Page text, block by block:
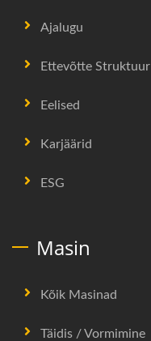
Ajalugu
Ettevõtte Struktuur
Eelised
Karjäärid
ESG
Masin
Kõik Masinad
Täidis / Vormimine